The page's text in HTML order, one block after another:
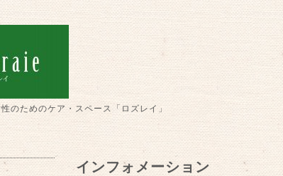
のためのケア・スペース「ロズレイ」
インフォメーション